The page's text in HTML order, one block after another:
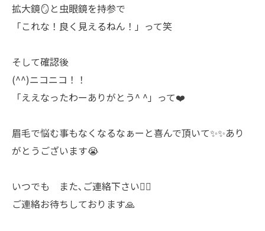
拡大鏡🪞と虫眼鏡を持参で
「これな！良く見えるねん！」って笑
そして確認後
(^^)ニコニコ！！
「ええなったわーありがとう^ ^」って❤️
眉毛で悩む事もなくなるなぁーと喜んで頂いて✨✨あり
がとうございます😭
いつでも また､ご連絡下さい🙇‍♀️
ご連絡お待ちしております🙏